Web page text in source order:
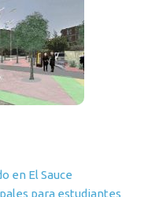
en El Sauce
para estudiantes